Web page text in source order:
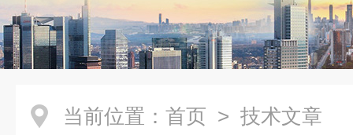
当前位置： 首页 > 技术文章